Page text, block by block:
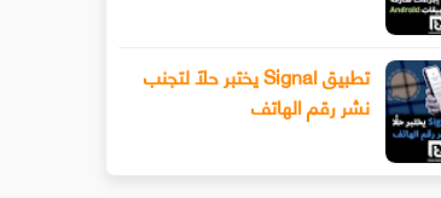
تطبيق Signal يختبر حلًا لتجنب
نشر رقم الهاتف